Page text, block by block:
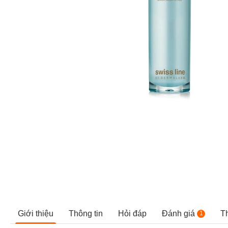
Giới thiệu Thông tin Hỏi đáp Đánh giá 1